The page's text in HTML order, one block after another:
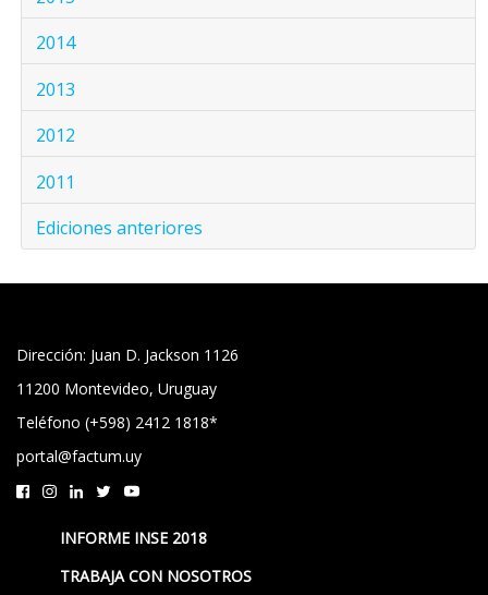
2014
2013
2012
2011
Ediciones anteriores
Dirección: Juan D. Jackson 1126
11200 Montevideo, Uruguay
Teléfono (+598) 2412 1818*
portal@factum.uy
INFORME INSE 2018
TRABAJA CON NOSOTROS